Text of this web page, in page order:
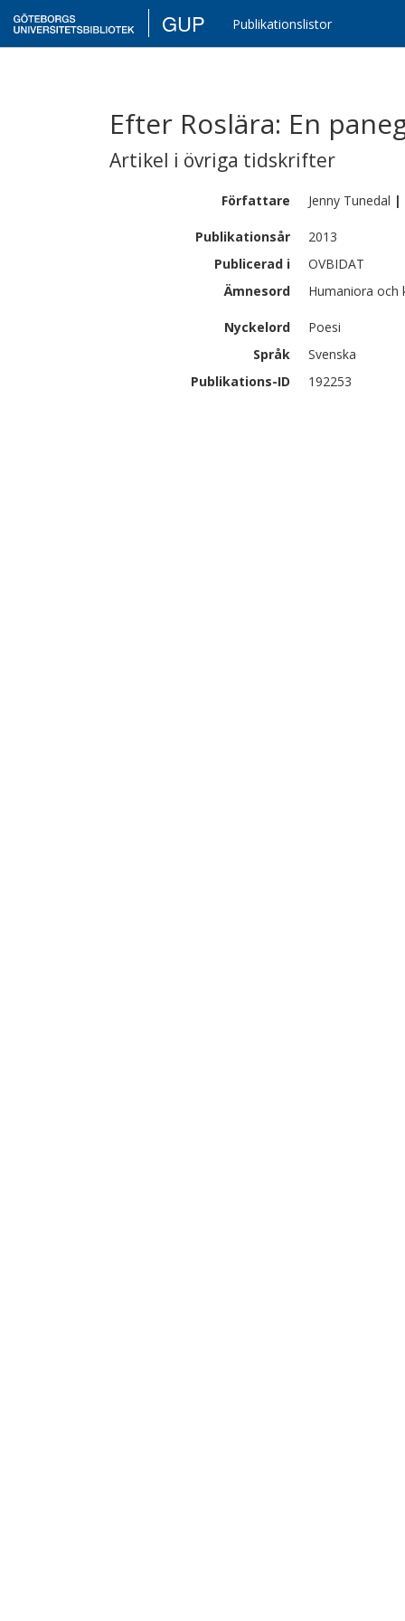
GUP Publikationslistor
Efter Roslära: En
Artikel i övriga tidskrifter
Författare Jenny Tunedal |
Publikationsår
2013
Publicerad i
OVBIDAT
Ämnesord
Humaniora
Nyckelord
Poesi
Språk
Svenska
Publikations-ID
192253